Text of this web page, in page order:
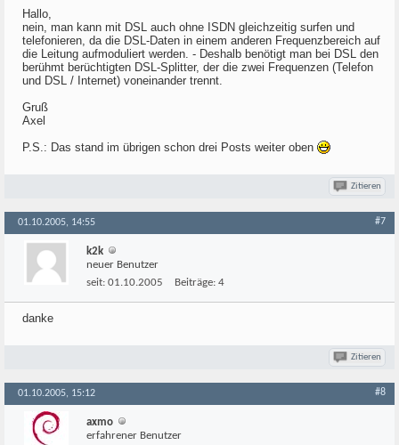
Hallo,
nein, man kann mit DSL auch ohne ISDN gleichzeitig surfen und
telefonieren, da die DSL-Daten in einem anderen Frequenzbereich auf
die Leitung aufmoduliert werden. - Deshalb benötigt man bei DSL den
berühmt berüchtigten DSL-Splitter, der die zwei Frequenzen (Telefon
und DSL / Internet) voneinander trennt.
Gruß
Axel
P.S.: Das stand im übrigen schon drei Posts weiter oben
Zitieren
01.10.2005, 14:55 #7
k2k
neuer Benutzer
seit: 01.10.2005 Beiträge: 4
danke
Zitieren
01.10.2005, 15:12 #8
axmo
erfahrener Benutzer